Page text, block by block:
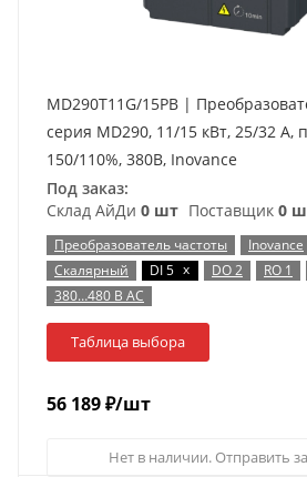
MD290T11G/15PB | Преобразователь частоты,
серия MD290, 11/15 кВт, 25/32 А,
150/110%, 380B, Inovance
Под заказ:
Склад АйДи 0 шт Поставщик 0
Преобразователь частоты Inovance
Скалярный
DI 5 x DO 2 RO 1
380…480 В AC
Таблица выбора
56 189₽/шт
Нет в наличии. Отправить